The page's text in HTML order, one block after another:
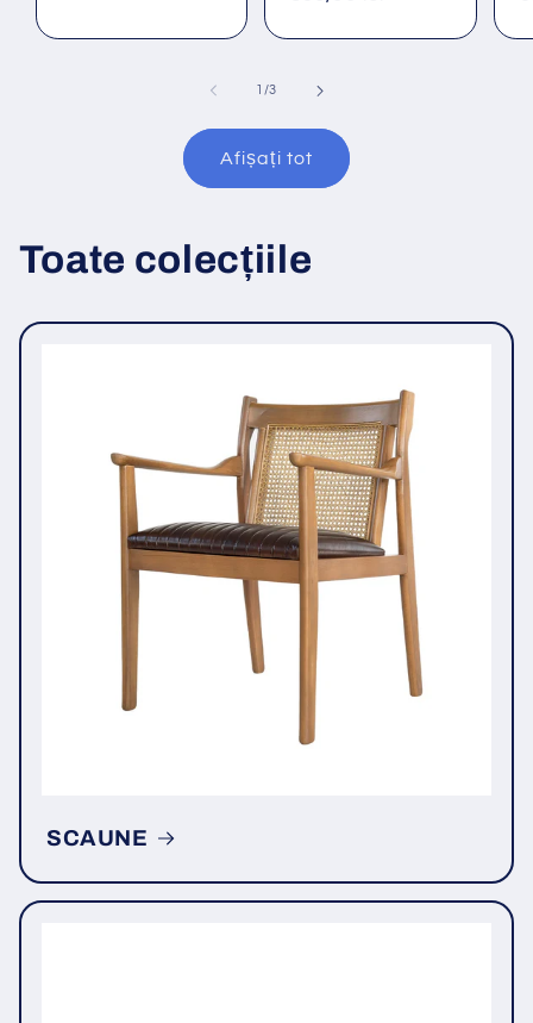
/din
3
Afișați tot
Toate colecțiile
SCAUNE